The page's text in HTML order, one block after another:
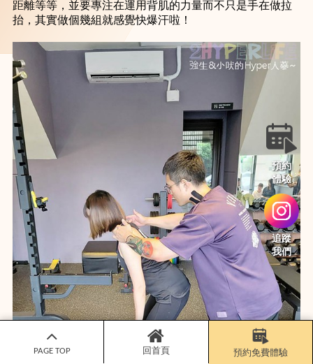
距離等等，並要專注在運用背肌的力量而不只是手在做拉
抬，其實做個幾組就感覺快爆汗啦！
PAGE TOP 回首頁 預約免費體驗
預約
體驗
追蹤
我們